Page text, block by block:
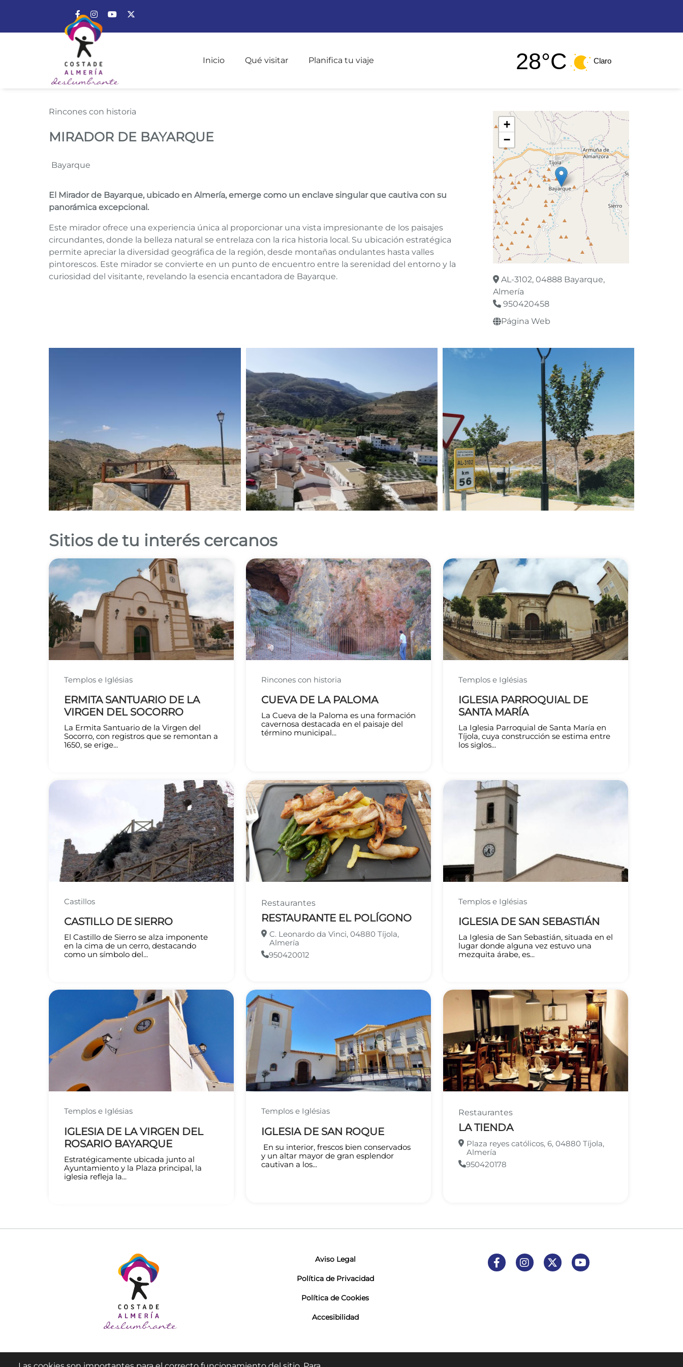
Enlace a Facebook
Enlace a Instagram
Enlace a Youtube Channel
Inicio Qué visitar Planifica tu viaje 28°C Claro
MIRADOR DE BAYARQUE
Rincones con historia
MIRADOR DE BAYARQUE
Bayarque
El Mirador de Bayarque, ubicado en Almería, emerge como un enclave singular que cautiva con su
panorámica excepcional.
Este mirador ofrece una experiencia única al proporcionar una vista impresionante de los paisajes
circundantes, donde la belleza natural se entrelaza con la rica historia local. Su ubicación estratégica
permite apreciar la diversidad geográfica de la región, desde montañas ondulantes hasta valles
pintorescos. Este mirador se convierte en un punto de encuentro entre la serenidad del entorno y la
curiosidad del visitante, revelando la esencia encantadora de Bayarque.
+
−
AL-3102, 04888 Bayarque,
Almería
950420458
Página Web
Sitios de tu interés cercanos
Templos e Iglésias
ERMITA SANTUARIO DE LA
VIRGEN DEL SOCORRO
La Ermita Santuario de la Virgen del
Socorro, con registros que se remontan a
1650, se erige...
Rincones con historia
CUEVA DE LA PALOMA
La Cueva de la Paloma es una formación
cavernosa destacada en el paisaje del
término municipal...
Templos e Iglésias
IGLESIA PARROQUIAL DE
SANTA MARÍA
La Iglesia Parroquial de Santa María en
Tíjola, cuya construcción se estima entre
los siglos...
Castillos
CASTILLO DE SIERRO
El Castillo de Sierro se alza imponente
en la cima de un cerro, destacando
como un símbolo del...
Restaurantes
RESTAURANTE EL POLÍGONO
C. Leonardo da Vinci, 04880 Tíjola,
Almería
950420012
Templos e Iglésias
IGLESIA DE SAN SEBASTIÁN
La Iglesia de San Sebastián, situada en el
lugar donde alguna vez estuvo una
mezquita árabe, es...
Templos e Iglésias
IGLESIA DE LA VIRGEN DEL
ROSARIO BAYARQUE
Estratégicamente ubicada junto al
Ayuntamiento y la Plaza principal, la
iglesia refleja la...
Templos e Iglésias
IGLESIA DE SAN ROQUE
En su interior, frescos bien conservados
y un altar mayor de gran esplendor
cautivan a los...
Restaurantes
LA TIENDA
Plaza reyes católicos, 6, 04880 Tíjola,
Almería
950420178
Aviso Legal
Política de Privacidad
Política de Cookies
Accesibilidad
Enlace a Facebook
Enlace a Instagram
Enlace a X (Twitter)
Enlace a Youtube Channel